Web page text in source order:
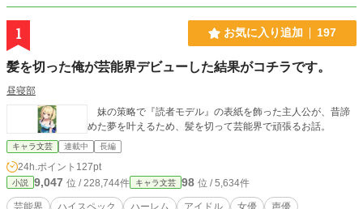
1 お気に入り追加 197
髪を切った俺が芸能界デビューした結果がコチラです。
昼寝部
妹の策略で『読者モデル』の表紙を飾った主人公が、昔諦
めた夢を叶えるため、髪を切って芸能界で頑張るお話。
キャラ文芸 連載中 長編
24h.ポイント 127pt
小説 9,047 位 / 228,744件 キャラ文芸 98 位 / 5,634件
芸能界 ハイスペック ハーレム アイドル 女優
声優